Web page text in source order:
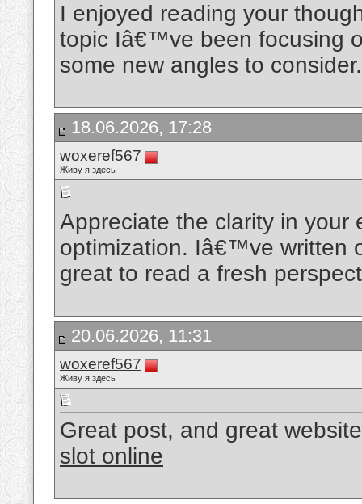
I enjoyed reading your
topic Iâ€™ve been focusing
some new angles to
18.06.2026, 17:28
woxeref567
Живу я здесь
Appreciate the clarity in
optimization. Iâ€™ve written
great to read a fresh
20.06.2026, 11:31
woxeref567
Живу я здесь
Great post, and great
slot online